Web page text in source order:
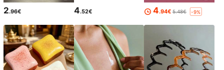
2.96€ 4.52€ 4.94€ 5.48€ -9%